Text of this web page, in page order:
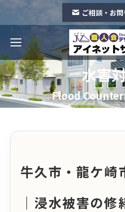
ご相談・お
水害
Flood
You are
牛久市・龍ケ崎
｜浸水被害の修